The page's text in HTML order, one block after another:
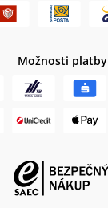
Možnosti platby